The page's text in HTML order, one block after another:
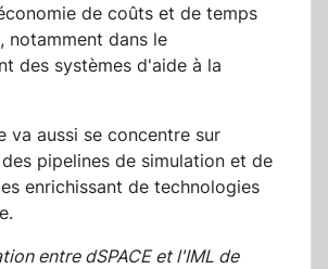
de coûts et de temps
notamment dans le
des systèmes d'aide à la
va aussi se concentre sur
pipelines de simulation et de
enrichissant de technologies
entre dSPACE et l'IML de